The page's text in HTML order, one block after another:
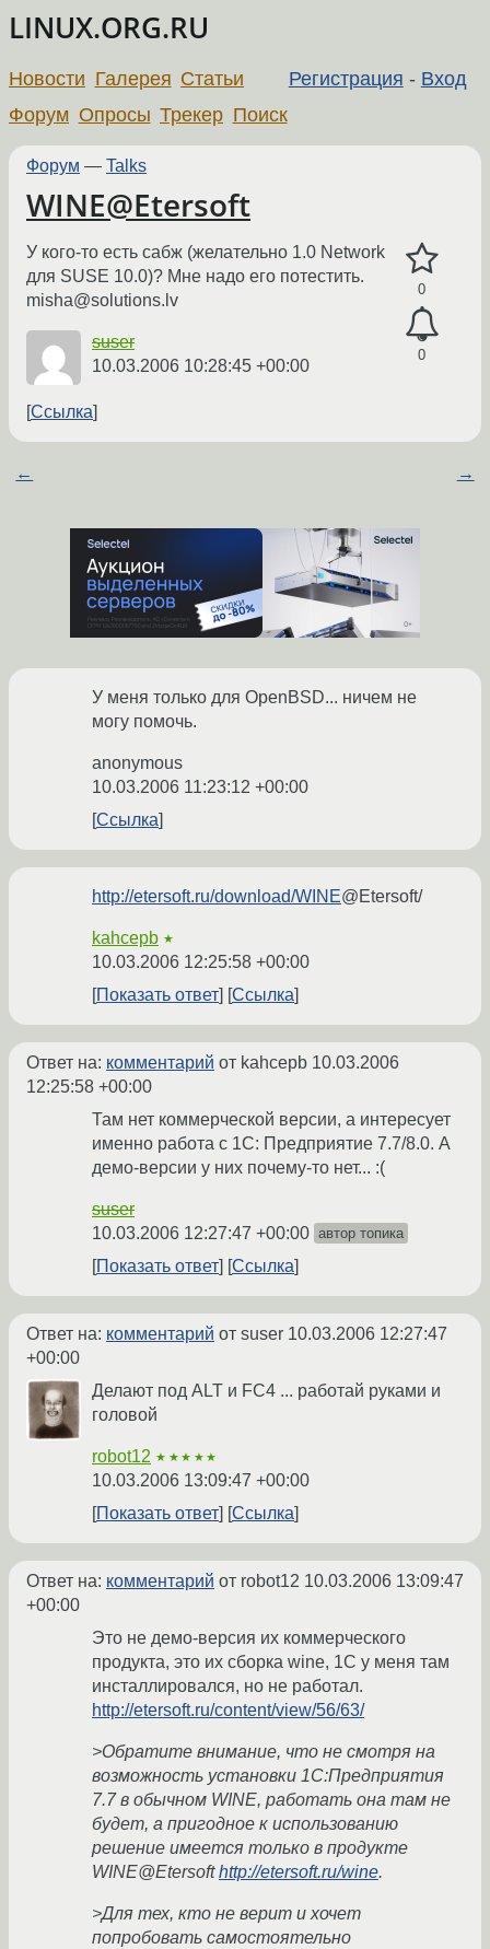
LINUX.ORG.RU
Регистрация - Вход
Новости Галерея Статьи
Форум Опросы Трекер Поиск
Форум — Talks
WINE@Etersoft
0
0
У кого-то есть сабж (желательно 1.0 Network
для SUSE 10.0)? Мне надо его потестить.
misha@solutions.lv
suser
10.03.2006 10:28:45 +00:00
Ссылка
← →
У меня только для OpenBSD... ничем не
могу помочь.
anonymous
10.03.2006 11:23:12 +00:00
Ссылка
http://etersoft.ru/download/WINE@Etersoft/
kahcepb ★
10.03.2006 12:25:58 +00:00
Показать ответ
Ссылка
Ответ на: комментарий от kahcepb 10.03.2006
12:25:58 +00:00
Там нет коммерческой версии, а интересует
именно работа с 1C: Предприятие 7.7/8.0. А
демо-версии у них почему-то нет... :(
suser
10.03.2006 12:27:47 +00:00 автор топика
Показать ответ Ссылка
Ответ на: комментарий от suser 10.03.2006 12:27:47
+00:00
Делают под ALT и FC4 ... работай руками и
головой
robot12 ★★★★★
10.03.2006 13:09:47 +00:00
Показать ответ
Ссылка
Ответ на: комментарий от robot12 10.03.2006 13:09:47
+00:00
Это не демо-версия их коммерческого
продукта, это их сборка wine, 1C у меня там
инсталлировался, но не работал.
http://etersoft.ru/content/view/56/63/
>Обратите внимание, что не смотря на
возможность установки 1С:Предприятия
7.7 в обычном WINE, работать она там не
будет, а пригодное к использованию
решение имеется только в продукте
WINE@Etersofthttp://etersoft.ru/wine.
>Для тех, кто не верит и хочет
попробовать самостоятельно